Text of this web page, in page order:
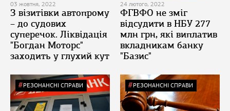
03 жовтня, 2022
З візитівки автопрому
– до судових
суперечок. Ліквідація
"Богдан Моторс"
заходить у глухий кут
24 лютого, 2022
ФГВФО не зміг
відсудити в НБУ 277
млн грн, які виплатив
вкладникам банку
"Базис"
РЕЗОНАНСНІ СПРАВИ РЕЗОНАНСНІ СПРАВИ